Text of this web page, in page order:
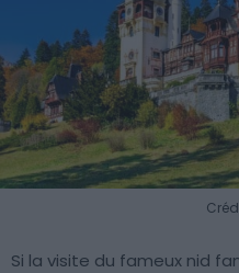
Si la visite du fameux nid